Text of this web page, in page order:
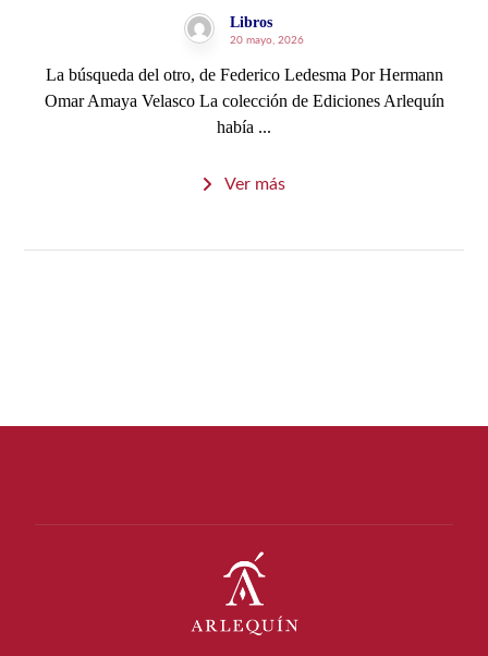
Libros
20 mayo, 2026
La búsqueda del otro, de Federico Ledesma Por Hermann
Omar Amaya Velasco La colección de Ediciones Arlequín
había ...
Ver más